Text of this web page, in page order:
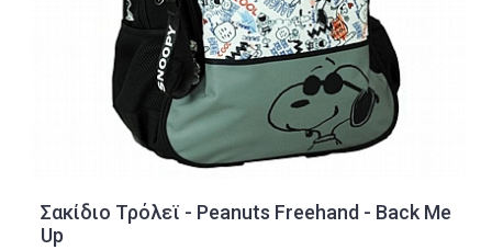
Σακίδιο Τρόλεϊ - Peanuts Freehand - Back Me
Up